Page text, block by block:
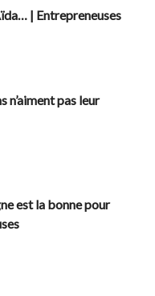
| Entrepreneuses
n’aiment pas leur
est la bonne pour